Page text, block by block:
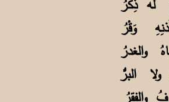
وَقْرُ
والغدرُ
ولا البرُّ
والفقرُ